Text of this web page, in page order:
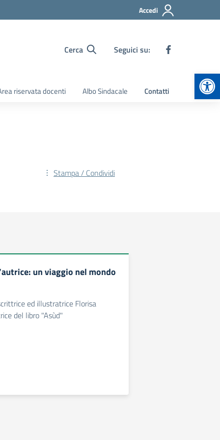
Accedi
Cerca Seguici su:
riservata docenti Albo Sindacale Contatti
Stampa / Condividi
un viaggio nel mondo
ed illustratrice Florisa
del libro "Asùd"